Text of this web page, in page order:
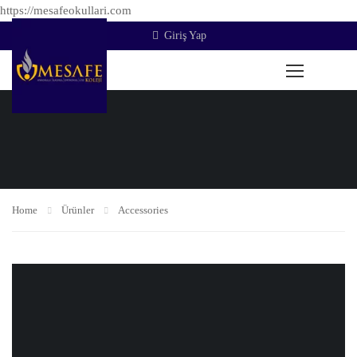
https://mesafeokullari.com
Giriş Yap
Home Ürünler Accessories